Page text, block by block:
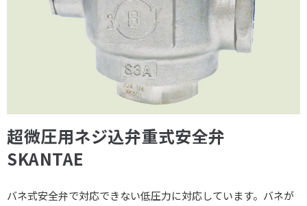
超微圧用ネジ込弁重式安全弁
SKANTAE
バネ式安全弁で対応できない低圧力に対応しています。バネが